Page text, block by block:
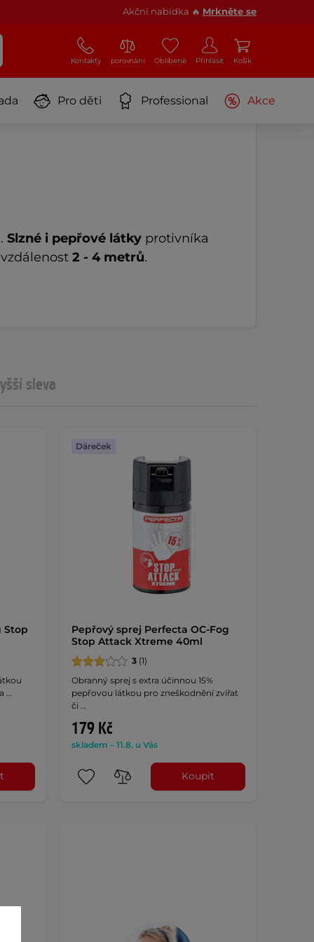
Akční nabídka 🔥 Mrkněte se
Kontakty porovnání Oblíbené Přihlásit Košík
Pro děti Professional Akce
Slzné i pepřové látky protivníka
2 - 4 metrů.
sleva
Stop
…
Dáreček
Pepřový sprej Perfecta OC-Fog
Stop Attack Xtreme 40ml
3(1)
Obranný sprej s extra účinnou 15%
pepřovou látkou pro zneškodnění zvířat
či …
179 Kč
skladem – 11.8. u Vás
Koupit